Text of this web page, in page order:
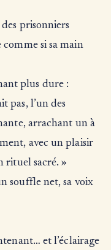
prisonniers
si sa main
plus dure :
pas, l’un des
arrachant un à
avec un plaisir
rituel sacré. »
souffle net, sa voix
et l’éclairage